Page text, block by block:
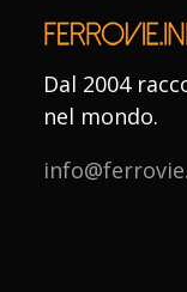
Dal 2004
nel mondo.